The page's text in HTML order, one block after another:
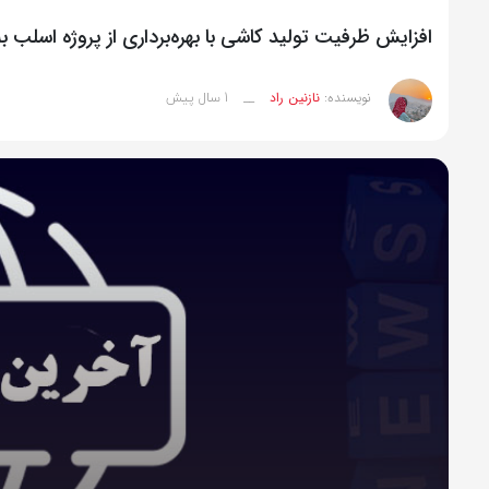
افزایش ظرفیت تولید کاشی با بهره‌برداری از پروژه اسلب به 3 میلیون
نویسنده: نازنین راد __ 1 سال پیش